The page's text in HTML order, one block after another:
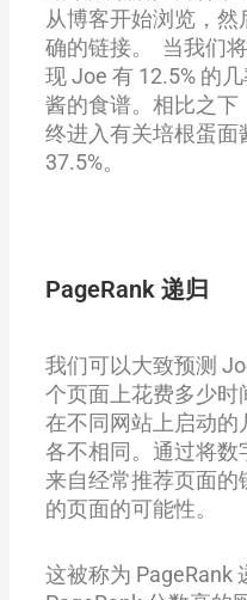
从博客开始浏览，然
确的链接。 当我们
现 Joe 有 12.5% 的
酱的食谱。相比之下
终进入有关培根蛋面
37.5%。
PageRank 递归
我们可以大致预测
个页面上花费多少
在不同网站上启动的
各不相同。通过将
来自经常推荐页面
的页面的可能性。
这被称为 PageRank